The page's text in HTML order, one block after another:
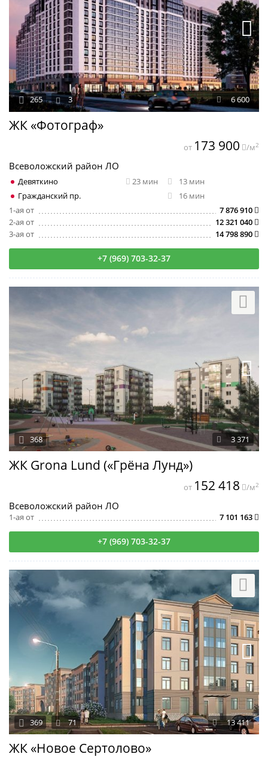
ЖК «Фотограф»
6 600
265 3
Всеволожский район ЛО
Девяткино 23 мин
13 мин
Гражданский пр.
16 мин
1-ая от
7 876 910
2-ая от
12 321 040
3-ая от
14 798 890
от 173 900 /м2
+7 (969) 703-32-37
ЖК Grona Lund («Грёна Лунд»)
3 371
368
Всеволожский район ЛО
1-ая от 7 101 163
от 152 418 /м2
+7 (969) 703-32-37
ЖК «Новое Сертолово»
13 411
369 71